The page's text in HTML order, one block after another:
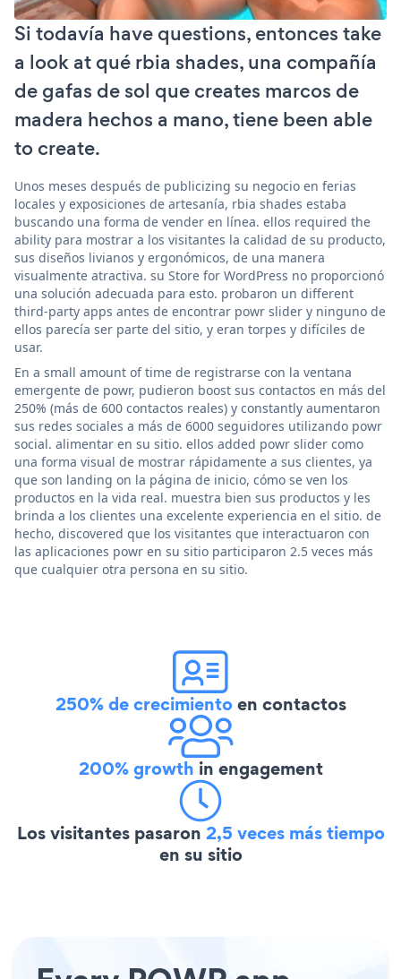
Si todavía have questions, entonces take
a look at qué rbia shades, una compañía
de gafas de sol que creates marcos de
madera hechos a mano, tiene been able
to create.
Unos meses después de publicizing su negocio en ferias
locales y exposiciones de artesanía, rbia shades estaba
buscando una forma de vender en línea. ellos required the
ability para mostrar a los visitantes la calidad de su producto,
sus diseños livianos y ergonómicos, de una manera
visualmente atractiva. su Store for WordPress no proporcionó
una solución adecuada para esto. probaron un different
third-party apps antes de encontrar powr slider y ninguno de
ellos parecía ser parte del sitio, y eran torpes y difíciles de
usar.
En a small amount of time de registrarse con la ventana
emergente de powr, pudieron boost sus contactos en más del
250% (más de 600 contactos reales) y constantly aumentaron
sus redes sociales a más de 6000 seguidores utilizando powr
social. alimentar en su sitio. ellos added powr slider como
una forma visual de mostrar rápidamente a sus clientes, ya
que son landing on la página de inicio, cómo se ven los
productos en la vida real. muestra bien sus productos y les
brinda a los clientes una excelente experiencia en el sitio. de
hecho, discovered que los visitantes que interactuaron con
las aplicaciones powr en su sitio participaron 2.5 veces más
que cualquier otra persona en su sitio.
250% de crecimientoen contactos
200% growth in engagement
Los visitantes pasaron 2,5 veces más tiempo
en su sitio